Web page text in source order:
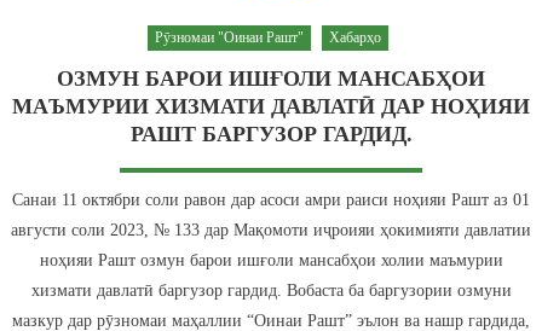
Рӯзномаи "Оинаи Рашт" Хабарҳо
ОЗМУН БАРОИ ИШҒОЛИ МАНСАБҲОИ
МАЪМУРИИ ХИЗМАТИ ДАВЛАТӢ ДАР НОҲИЯИ
РАШТ БАРГУЗОР ГАРДИД.
Санаи 11 октябри соли равон дар асоси амри раиси ноҳияи Рашт аз 01
августи соли 2023, № 133 дар Мақомоти иҷроияи ҳокимияти давлатии
ноҳияи Рашт озмун барои ишғоли мансабҳои холии маъмурии
хизмати давлатӣ баргузор гардид. Вобаста ба баргузории озмуни
мазкур дар рӯзномаи маҳаллии “Оинаи Рашт” эълон ва нашр гардида,